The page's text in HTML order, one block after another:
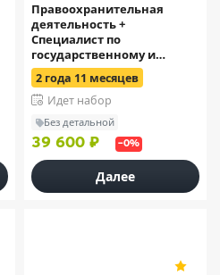
Правоохранительная
деятельность +
Специалист по
государственному и
муниципальному
управлению
2 года 11 месяцев
Идет набор
Без детальной
39 600 ₽ –0%
Далее